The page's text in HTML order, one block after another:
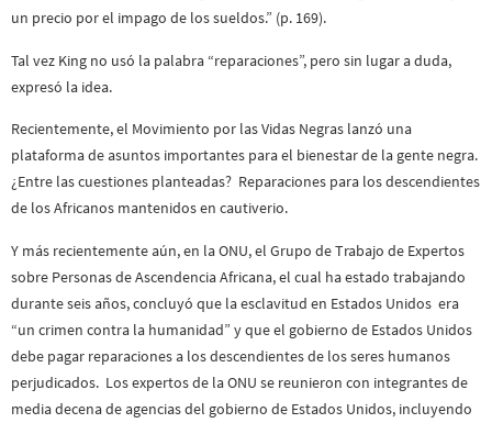
un precio por el impago de los sueldos.” (p. 169).
Tal vez King no usó la palabra “reparaciones”, pero sin lugar a duda,
expresó la idea.
Recientemente, el Movimiento por las Vidas Negras lanzó una
plataforma de asuntos importantes para el bienestar de la gente negra.
¿Entre las cuestiones planteadas? Reparaciones para los descendientes
de los Africanos mantenidos en cautiverio.
Y más recientemente aún, en la ONU, el Grupo de Trabajo de Expertos
sobre Personas de Ascendencia Africana, el cual ha estado trabajando
durante seis años, concluyó que la esclavitud en Estados Unidos era
“un crimen contra la humanidad” y que el gobierno de Estados Unidos
debe pagar reparaciones a los descendientes de los seres humanos
perjudicados. Los expertos de la ONU se reunieron con integrantes de
media decena de agencias del gobierno de Estados Unidos, incluyendo